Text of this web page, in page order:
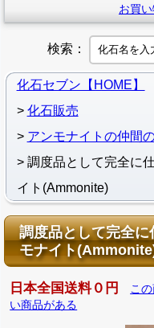
お買
検索：
化石セブン【HOME】
化石販売
アンモナイトの仲間
調度品として完全に
イト(Ammonite)
調度品として完全
モナイト
日本全国送料０円 こ
い商品がある